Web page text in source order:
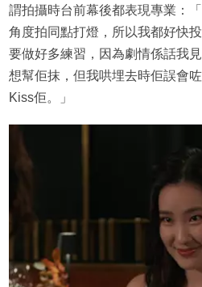
謂拍攝時台前幕後都表現專業：
角度拍同點打燈，所以我都好快
要做好多練習，因為劇情係話我
想幫佢抹，但我哄埋去時佢誤會
Kiss佢。」